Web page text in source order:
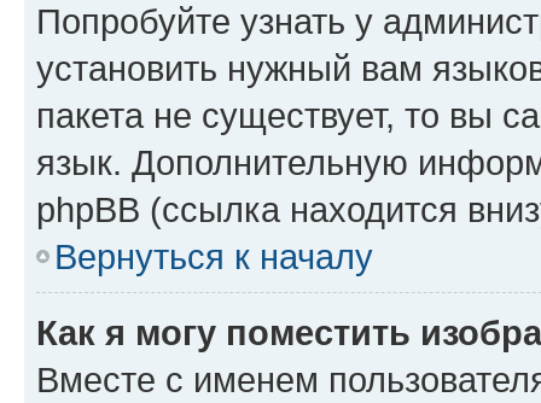
Попробуйте узнать у
установить нужный вам
пакета не существует, то вы
язык. Дополнительную
phpBB (ссылка находится
Вернуться к началу
Как я могу поместить
Вместе с именем